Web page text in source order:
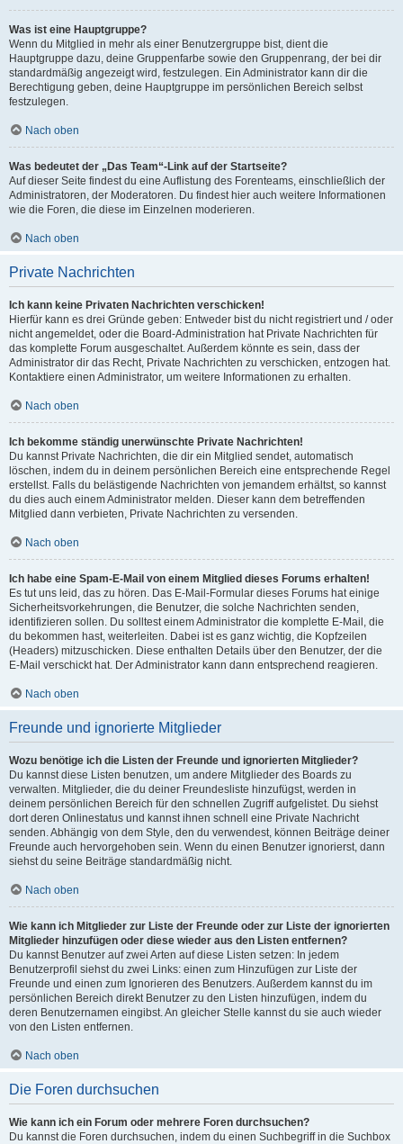
Was ist eine Hauptgruppe?
Wenn du Mitglied in mehr als einer Benutzergruppe bist, dient die
Hauptgruppe dazu, deine Gruppenfarbe sowie den Gruppenrang, der bei dir
standardmäßig angezeigt wird, festzulegen. Ein Administrator kann dir die
Berechtigung geben, deine Hauptgruppe im persönlichen Bereich selbst
festzulegen.
Nach oben
Was bedeutet der „Das Team“-Link auf der Startseite?
Auf dieser Seite findest du eine Auflistung des Forenteams, einschließlich der
Administratoren, der Moderatoren. Du findest hier auch weitere Informationen
wie die Foren, die diese im Einzelnen moderieren.
Nach oben
Private Nachrichten
Ich kann keine Privaten Nachrichten verschicken!
Hierfür kann es drei Gründe geben: Entweder bist du nicht registriert und / oder
nicht angemeldet, oder die Board-Administration hat Private Nachrichten für
das komplette Forum ausgeschaltet. Außerdem könnte es sein, dass der
Administrator dir das Recht, Private Nachrichten zu verschicken, entzogen hat.
Kontaktiere einen Administrator, um weitere Informationen zu erhalten.
Nach oben
Ich bekomme ständig unerwünschte Private Nachrichten!
Du kannst Private Nachrichten, die dir ein Mitglied sendet, automatisch
löschen, indem du in deinem persönlichen Bereich eine entsprechende Regel
erstellst. Falls du belästigende Nachrichten von jemandem erhältst, so kannst
du dies auch einem Administrator melden. Dieser kann dem betreffenden
Mitglied dann verbieten, Private Nachrichten zu versenden.
Nach oben
Ich habe eine Spam-E-Mail von einem Mitglied dieses Forums erhalten!
Es tut uns leid, das zu hören. Das E-Mail-Formular dieses Forums hat einige
Sicherheitsvorkehrungen, die Benutzer, die solche Nachrichten senden,
identifizieren sollen. Du solltest einem Administrator die komplette E-Mail, die
du bekommen hast, weiterleiten. Dabei ist es ganz wichtig, die Kopfzeilen
(Headers) mitzuschicken. Diese enthalten Details über den Benutzer, der die
E-Mail verschickt hat. Der Administrator kann dann entsprechend reagieren.
Nach oben
Freunde und ignorierte Mitglieder
Wozu benötige ich die Listen der Freunde und ignorierten Mitglieder?
Du kannst diese Listen benutzen, um andere Mitglieder des Boards zu
verwalten. Mitglieder, die du deiner Freundesliste hinzufügst, werden in
deinem persönlichen Bereich für den schnellen Zugriff aufgelistet. Du siehst
dort deren Onlinestatus und kannst ihnen schnell eine Private Nachricht
senden. Abhängig von dem Style, den du verwendest, können Beiträge deiner
Freunde auch hervorgehoben sein. Wenn du einen Benutzer ignorierst, dann
siehst du seine Beiträge standardmäßig nicht.
Nach oben
Wie kann ich Mitglieder zur Liste der Freunde oder zur Liste der ignorierten
Mitglieder hinzufügen oder diese wieder aus den Listen entfernen?
Du kannst Benutzer auf zwei Arten auf diese Listen setzen: In jedem
Benutzerprofil siehst du zwei Links: einen zum Hinzufügen zur Liste der
Freunde und einen zum Ignorieren des Benutzers. Außerdem kannst du im
persönlichen Bereich direkt Benutzer zu den Listen hinzufügen, indem du
deren Benutzernamen eingibst. An gleicher Stelle kannst du sie auch wieder
von den Listen entfernen.
Nach oben
Die Foren durchsuchen
Wie kann ich ein Forum oder mehrere Foren durchsuchen?
Du kannst die Foren durchsuchen, indem du einen Suchbegriff in die Suchbox